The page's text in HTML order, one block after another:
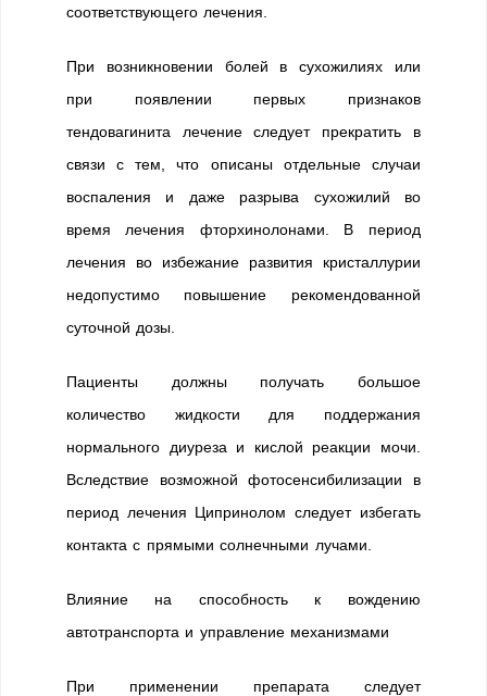
соответствующего лечения.
При возникновении болей в сухожилиях или
при появлении первых признаков
тендовагинита лечение следует прекратить в
связи с тем, что описаны отдельные случаи
воспаления и даже разрыва сухожилий во
время лечения фторхинолонами. В период
лечения во избежание развития кристаллурии
недопустимо повышение рекомендованной
суточной дозы.
Пациенты должны получать большое
количество жидкости для поддержания
нормального диуреза и кислой реакции мочи.
Вследствие возможной фотосенсибилизации в
период лечения Ципринолом следует избегать
контакта с прямыми солнечными лучами.
Влияние на способность к вождению
автотранспорта и управление механизмами
При применении препарата следует